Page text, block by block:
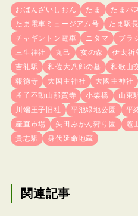
おばんざいしおん たま たまバ
たま電車ミュージアム号
たま駅長
チャギントン電車
ニタマ ブラ
三生神社
丸己 亥の森 伊太祈
吉礼駅
和佐大八郎の墓 和歌山
報徳寺
大国主神社 大國主神社
孟子不動山那賀寺
小栗橋 山東
川端王子旧社
平池緑地公園 平
産直市場
矢田みかん狩り園 竈
貴志駅
身代延命地蔵
関連記事